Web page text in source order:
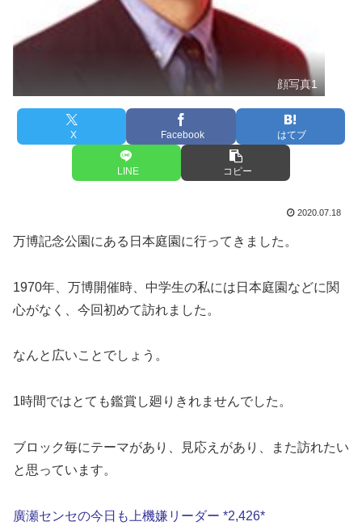
顔写真1
X Facebook はてブ
LINE コピー
2020.07.18
万博記念公園にある日本庭園に行ってきました。
1970年、万博開催時、中学生の私には日本庭園などに関
心がなく、今回初めて訪れました。
なんと広いことでしょう。
1時間ではとても鑑賞し廻りきれませんでした。
ブロック毎にテーマがあり、見応えがあり、また訪れたい
と思っています。
廣瀬センセの今日も上機嫌リーダー *2,426*